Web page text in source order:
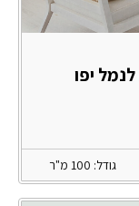
גודל: 100 מ"ר